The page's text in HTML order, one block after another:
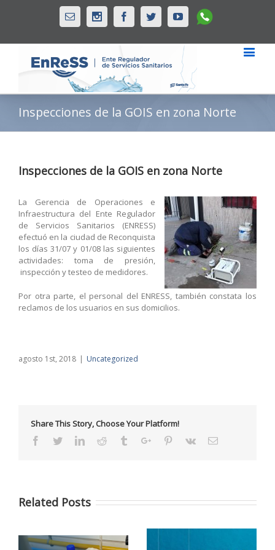
Email InstagramFacebookTwitterYoutubeWhatsapp
Inspecciones de la GOIS en zona Norte
Inspecciones de la GOIS en zona Norte
La Gerencia de Operaciones e
Infraestructura del Ente Regulador
de Servicios Sanitarios (ENRESS)
efectuó en la ciudad de Reconquista
los días 31/07 y 01/08 las siguientes
actividades: toma de presión,
inspección y testeo de medidores.
Por otra parte, el personal del ENRESS, también constata los
reclamos de los usuarios en sus domicilios.
agosto 1st, 2018 | Uncategorized
Share This Story, Choose Your Platform!
Facebook
TwitterLinkedinReddit TumblrGoogle+Pinterest
Vk Email
Related Posts